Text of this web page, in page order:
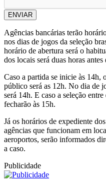
ENVIAR
Agências bancárias terão
nos dias de jogos da seleção
horário de abertura será o
dos locais será duas horas
Caso a partida se inicie às 14h,
público será as 12h. No dia de
será 14h. E caso a seleção
fecharão às 15h.
Já os horários de expediente
agências que funcionam em
aeroportos, serão informados
a caso.
Publicidade